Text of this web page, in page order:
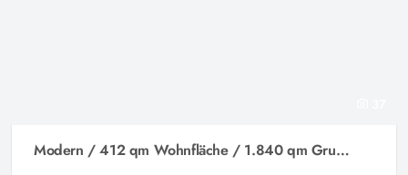
Modern / 412 qm Wohnfläche / 1.840 qm Grundstück